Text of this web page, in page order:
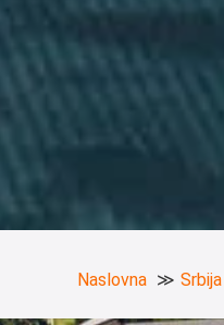
Naslovna Srbija